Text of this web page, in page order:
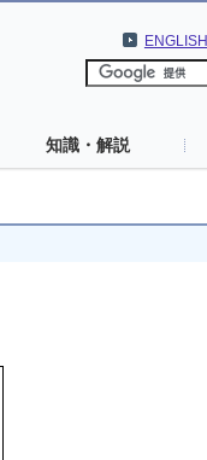
ENGLISH
知識・解説